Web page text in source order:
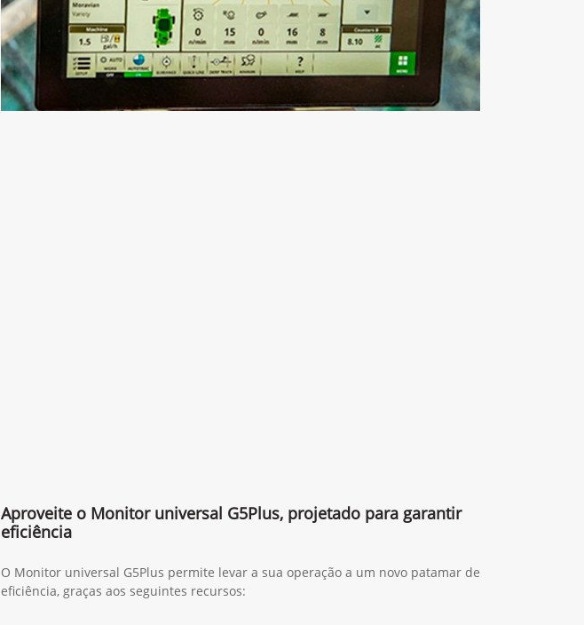
Aproveite o Monitor universal G5Plus, projetado para garantir
eficiência
O Monitor universal G5Plus permite levar a sua operação a um novo patamar de
eficiência, graças aos seguintes recursos: